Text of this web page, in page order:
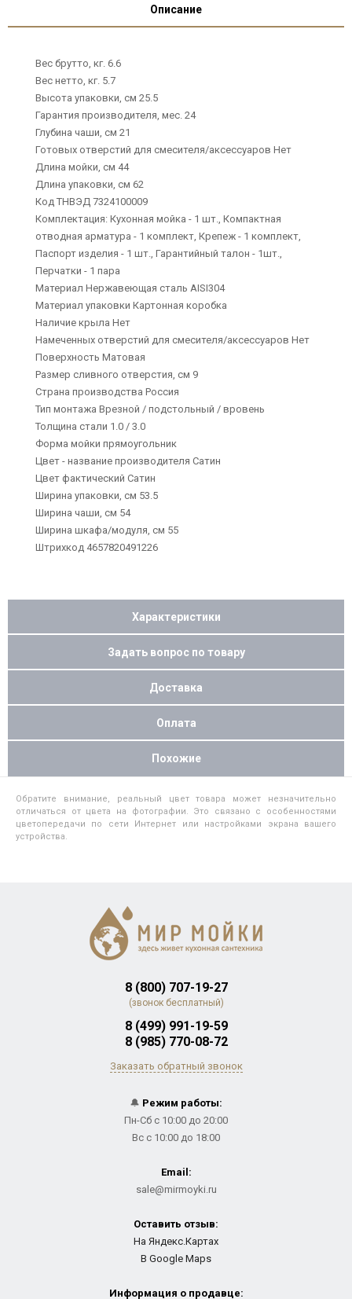
Описание
Вес брутто, кг. 6.6
Вес нетто, кг. 5.7
Высота упаковки, см 25.5
Гарантия производителя, мес. 24
Глубина чаши, см 21
Готовых отверстий для смесителя/аксессуаров Нет
Длина мойки, см 44
Длина упаковки, см 62
Код ТНВЭД 7324100009
Комплектация: Кухонная мойка - 1 шт., Компактная
отводная арматура - 1 комплект, Крепеж - 1 комплект,
Паспорт изделия - 1 шт., Гарантийный талон - 1шт.,
Перчатки - 1 пара
Материал Нержавеющая сталь AISI304
Материал упаковки Картонная коробка
Наличие крыла Нет
Намеченных отверстий для смесителя/аксессуаров Нет
Поверхность Матовая
Размер сливного отверстия, см 9
Страна производства Россия
Тип монтажа Врезной / подстольный / вровень
Толщина стали 1.0 / 3.0
Форма мойки прямоугольник
Цвет - название производителя Сатин
Цвет фактический Сатин
Ширина упаковки, см 53.5
Ширина чаши, см 54
Ширина шкафа/модуля, см 55
Штрихкод 4657820491226
Характеристики
Задать вопрос по товару
Доставка
Оплата
Похожие
Обратите внимание, реальный цвет товара может незначительно
отличаться от цвета на фотографии. Это связано с особенностями
цветопередачи по сети Интернет или настройками экрана вашего
устройства.
8 (800) 707-19-27
(звонок бесплатный)
8 (499) 991-19-59
8 (985) 770-08-72
Заказать обратный звонок
🔔 Режим работы:
Пн-Сб с 10:00 до 20:00
Вс с 10:00 до 18:00
Email:
sale@mirmoyki.ru
Оставить отзыв:
На Яндекс.Картах
В Google Maps
Информация о продавце: